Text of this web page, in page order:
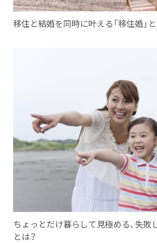
移住と結婚を同時に叶える「移住婚」と
ちょっとだけ暮らして見極める、失敗
とは？